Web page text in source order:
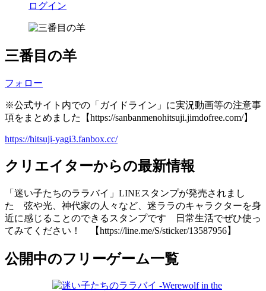
ログイン
三番目の羊
フォロー
※公式サイト内での「ガイドライン」に実況動画等の注意事
項をまとめました【https://sanbanmenohitsuji.jimdofree.com/】
https://hitsuji-yagi3.fanbox.cc/
クリエイターからの最新情報
「迷い子たちのララバイ」LINEスタンプが発売されまし
た 弦や光、神代家の人々など、迷ララのキャラクターを身
近に感じることのできるスタンプです 日常生活でぜひ使っ
てみてください！ 【https://line.me/S/sticker/13587956】
公開中のフリーゲーム一覧